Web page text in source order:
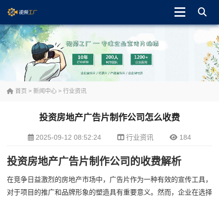
首页 > 新闻中心 > 行业资讯
投资房地产广告片制作公司怎么收费
2025-09-12 08:52:24 行业资讯 184
投资房地产广告片制作公司的收费解析
在竞争日益激烈的房地产市场中，广告片作为一种有效的宣传工具，
对于项目的推广和品牌形象的塑造具有重要意义。然而，企业在选择